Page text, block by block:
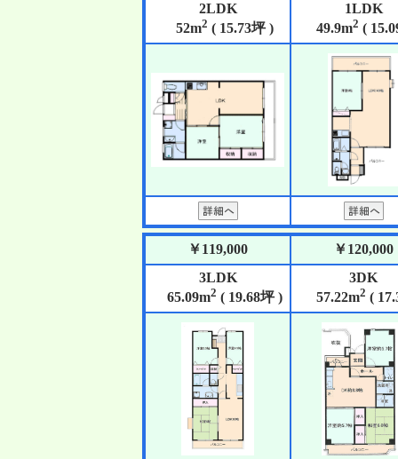
2LDK
52m2 ( 15.73坪 )
1LDK
49.9m2 (
￥119,000
￥120,000
3LDK
65.09m2 ( 19.68坪 )
3DK
57.22m2 (